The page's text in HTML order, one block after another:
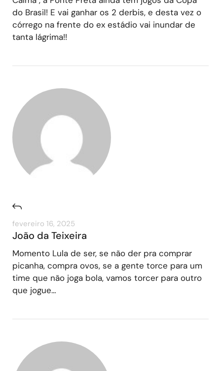
do Brasil! E vai ganhar os 2 derbis, e desta vez o
córrego na frente do ex estádio vai inundar de
tanta lágrima!!
fevereiro 16, 2025
João da Teixeira
Momento Lula de ser, se não der pra comprar
picanha, compra ovos, se a gente torce para um
time que não joga bola, vamos torcer para outro
que jogue…